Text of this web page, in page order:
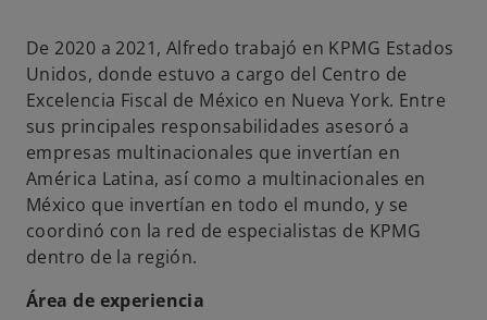
a
n
u
e
n
De 2020 a 2021, Alfredo trabajó en KPMG Estados
Unidos, donde estuvo a cargo del Centro de
Excelencia Fiscal de México en Nueva York. Entre
sus principales responsabilidades asesoró a
empresas multinacionales que invertían en
América Latina, así como a multinacionales en
México que invertían en todo el mundo, y se
coordinó con la red de especialistas de KPMG
dentro de la región.
Área de experiencia